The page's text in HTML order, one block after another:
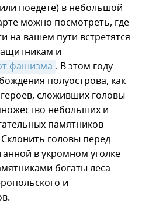
поедете) в небольшой
можно посмотреть, где
на вашем пути встретятся
и
фашизма . В этом году
полуострова, как
сложивших головы
небольших и
памятников
Склонить головы перед
в укромном уголке
богаты леса
и